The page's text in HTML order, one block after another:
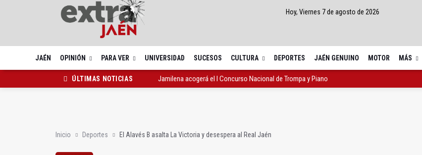
Hoy, Viernes 7 de agosto de 2026
JAÉN OPINIÓN PARA VER UNIVERSIDAD SUCESOS CULTURA DEPORTES JAÉN GENUINO MOTOR MÁS
ÚLTIMAS NOTICIAS
Jamilena acogerá el I Concurso Nacional de Trompa y Piano
Inicio Deportes El Alavés B asalta La Victoria y desespera al Real Jaén